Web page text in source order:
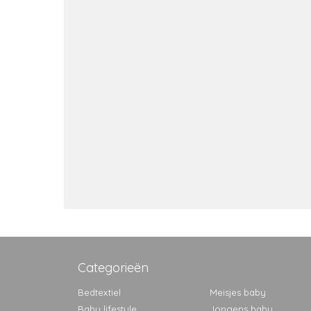
Categorieën
Bedtextiel
Meisjes baby